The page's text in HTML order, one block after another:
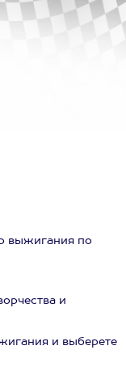
выжигания по
и
и выберете